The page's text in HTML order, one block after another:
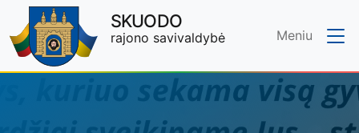
Skip to main content
SKUODO
rajono savivaldybė Meniu